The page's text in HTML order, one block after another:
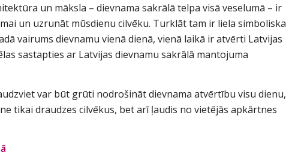
un māksla – dievnama sakrālā telpa visā veselumā – ir
un uzrunāt mūsdienu cilvēku. Turklāt tam ir liela simboliska
vairums dievnamu vienā dienā, vienā laikā ir atvērti Latvijas
sastapties ar Latvijas dievnamu sakrālā mantojuma
var būt grūti nodrošināt dievnama atvērtību visu dienu,
tikai draudzes cilvēkus, bet arī ļaudis no vietējās apkārtnes